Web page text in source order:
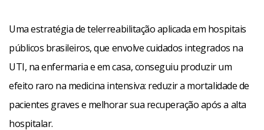
Uma estratégia de telerreabilitação aplicada em hospitais
públicos brasileiros, que envolve cuidados integrados na
UTI, na enfermaria e em casa, conseguiu produzir um
efeito raro na medicina intensiva: reduzir a mortalidade de
pacientes graves e melhorar sua recuperação após a alta
hospitalar.